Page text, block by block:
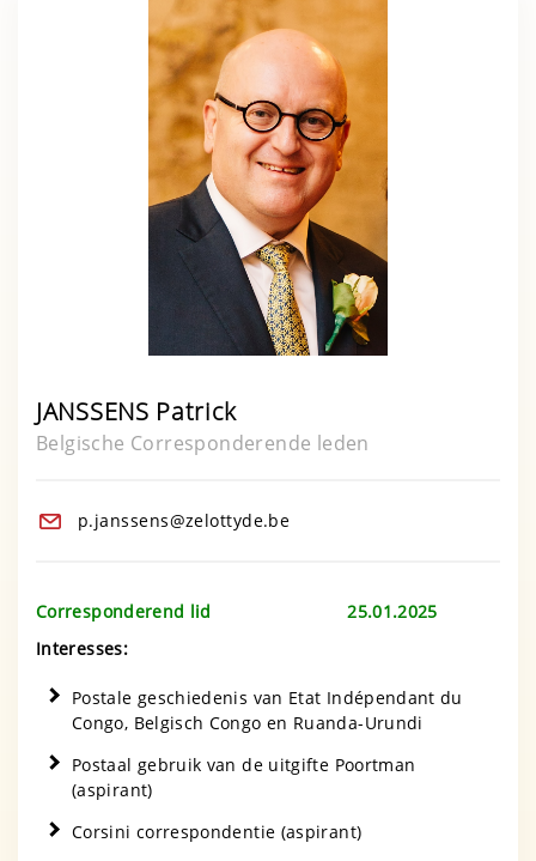
JANSSENS Patrick
Belgische Corresponderende leden
p.janssens@zelottyde.be
Corresponderend lid 25.01.2025
Interesses:
Postale geschiedenis van Etat Indépendant du
Congo, Belgisch Congo en Ruanda-Urundi
Postaal gebruik van de uitgifte Poortman
(aspirant)
Corsini correspondentie (aspirant)